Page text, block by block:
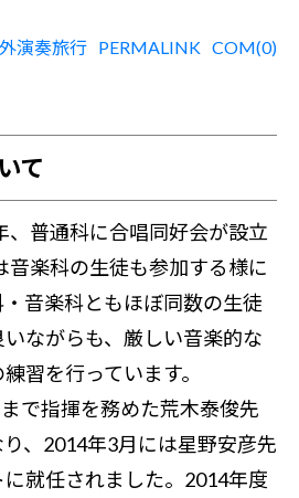
演奏旅行 PERMALINK COM(0)
て
、普通科に合唱同好会が設立
音楽科の生徒も参加する様に
音楽科ともほぼ同数の生徒
ながらも、厳しい音楽的な
習を行っています。
で指揮を務めた荒木泰俊先
、2014年3月には星野安彦先
就任されました。2014年度